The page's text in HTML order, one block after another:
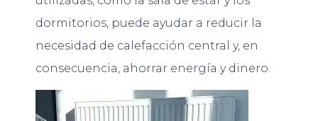
dormitorios, puede ayudar a reducir la
necesidad de calefacción central y, en
consecuencia, ahorrar energía y dinero.